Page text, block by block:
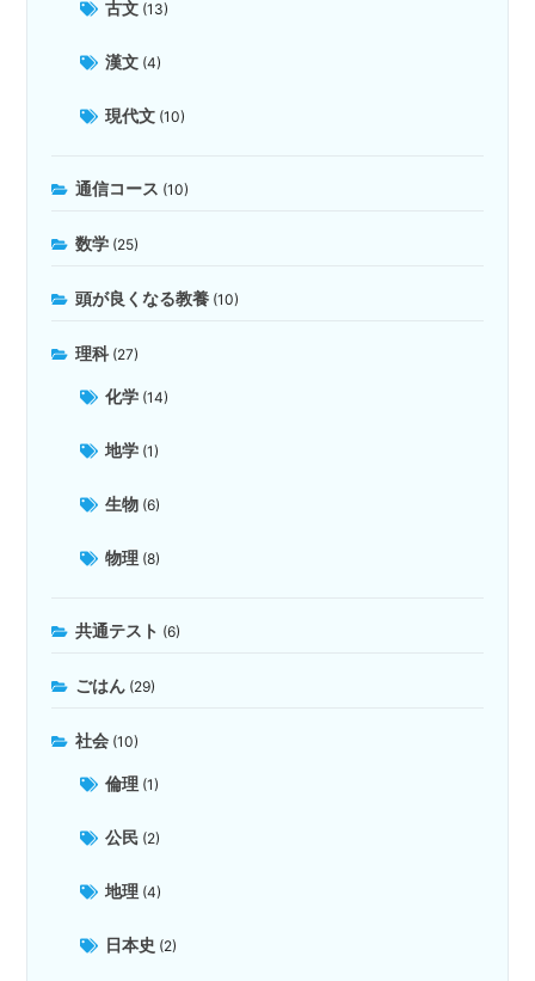
古文 (13)
漢文 (4)
現代文 (10)
通信コース (10)
数学 (25)
頭が良くなる教養 (10)
理科 (27)
化学 (14)
地学 (1)
生物 (6)
物理 (8)
共通テスト (6)
ごはん (29)
社会 (10)
倫理 (1)
公民 (2)
地理 (4)
日本史 (2)